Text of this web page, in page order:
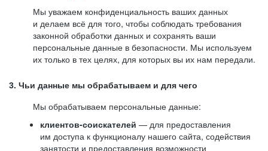
Мы уважаем конфиденциальность ваших данных
и делаем всё для того, чтобы соблюдать требования
законной обработки данных и сохранять ваши
персональные данные в безопасности. Мы используем
их только в тех целях, для которых вы их нам передали.
3. Чьи данные мы обрабатываем и для чего
Мы обрабатываем персональные данные:
клиентов-соискателей — для предоставления
им доступа к функционалу нашего сайта, содействия
занятости и предоставления возможности